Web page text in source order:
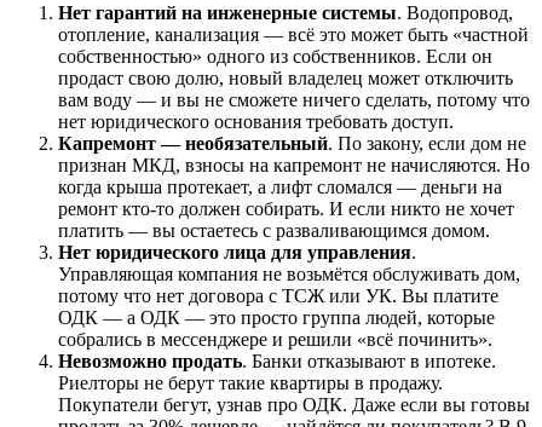
Нет гарантий на инженерные системы. Водопровод,
отопление, канализация — всё это может быть «частной
собственностью» одного из собственников. Если он
продаст свою долю, новый владелец может отключить
вам воду — и вы не сможете ничего сделать, потому что
нет юридического основания требовать доступ.
Капремонт — необязательный. По закону, если дом не
признан МКД, взносы на капремонт не начисляются. Но
когда крыша протекает, а лифт сломался — деньги на
ремонт кто-то должен собирать. И если никто не хочет
платить — вы остаетесь с разваливающимся домом.
Нет юридического лица для управления.
Управляющая компания не возьмётся обслуживать дом,
потому что нет договора с ТСЖ или УК. Вы платите
ОДК — а ОДК — это просто группа людей, которые
собрались в мессенджере и решили «всё починить».
Невозможно продать. Банки отказывают в ипотеке.
Риелторы не берут такие квартиры в продажу.
Покупатели бегут, узнав про ОДК. Даже если вы готовы